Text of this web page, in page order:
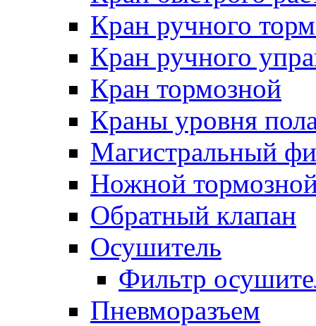
Кран ручного
Кран ручного
Кран тормозной
Краны уровня
Магистральный
Ножной
Обратный клапан
Осушитель
Фильтр
Пневморазъем